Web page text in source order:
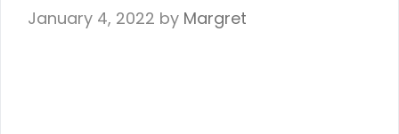
January 4, 2022 by Margret